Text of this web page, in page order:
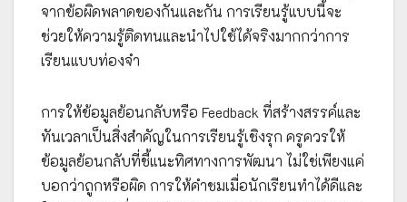
จากข้อผิดพลาดของกันและกัน การเรียนรู้แบบนี้จะ
ช่วยให้ความรู้ติดทนและนำไปใช้ได้จริงมากกว่าการ
เรียนแบบท่องจำ
การให้ข้อมูลย้อนกลับหรือ Feedback ที่สร้างสรรค์และ
ทันเวลาเป็นสิ่งสำคัญในการเรียนรู้เชิงรุก ครูควรให้
ข้อมูลย้อนกลับที่ชี้แนะทิศทางการพัฒนา ไม่ใช่เพียงแค่
บอกว่าถูกหรือผิด การให้คำชมเมื่อนักเรียนทำได้ดีและ